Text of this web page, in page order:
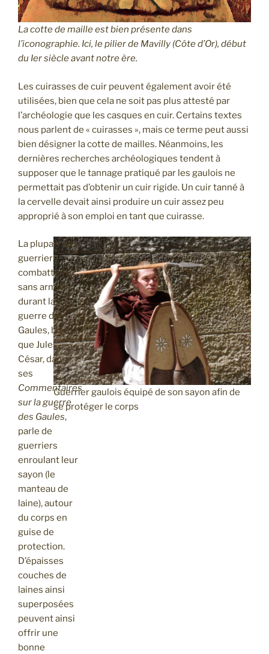
La cotte de maille est bien présente dans
l’iconographie. Ici, le pilier de Mavilly (Côte d’Or), début
du Ier siècle avant notre ère.
Les cuirasses de cuir peuvent également avoir été
utilisées, bien que cela ne soit pas plus attesté par
l’archéologie que les casques en cuir. Certains textes
nous parlent de « cuirasses », mais ce terme peut aussi
bien désigner la cotte de mailles. Néanmoins, les
dernières recherches archéologiques tendent à
supposer que le tannage pratiqué par les gaulois ne
permettait pas d’obtenir un cuir rigide. Un cuir tanné à
la cervelle devait ainsi produire un cuir assez peu
approprié à son emploi en tant que cuirasse.
Guerrier gaulois équipé de son sayon afin de
se protéger le corps
La plupart des
guerriers
combattent
sans armure
durant la
guerre des
Gaules, bien
que Jules
César, dans
ses
Commentaires
sur la guerre
des Gaules,
parle de
guerriers
enroulant leur
sayon (le
manteau de
laine), autour
du corps en
guise de
protection.
D’épaisses
couches de
laines ainsi
superposées
peuvent ainsi
offrir une
bonne